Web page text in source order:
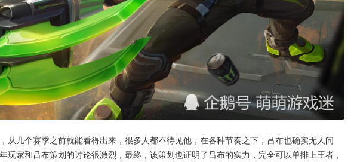
从几个赛季之前就能看得出来，很多人都不待见他，在各种节奏之下，吕布也确实无人问
玩家和吕布策划的讨论很激烈，最终，该策划也证明了吕布的实力，完全可以单排上王者，